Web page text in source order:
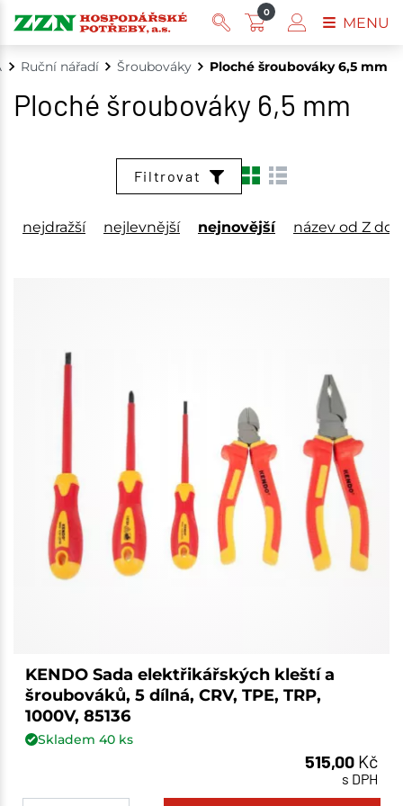
Ruční nářadí Šroubováky Ploché šroubováky 6,5 mm
Ploché šroubováky 6,5 mm
Filtrovat
nejdražší nejlevnější nejnovější název od Z do
KENDO Sada elektřikářských kleští a
šroubováků, 5 dílná, CRV, TPE, TRP,
1000V, 85136
Skladem 40ks
515,00 Kč
s DPH
0
MENU